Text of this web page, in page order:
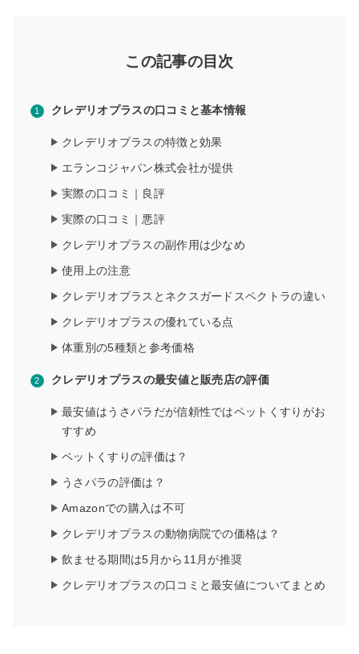
この記事の目次
クレデリオプラスの口コミと基本情報
クレデリオプラスの特徴と効果
エランコジャパン株式会社が提供
実際の口コミ｜良評
実際の口コミ｜悪評
クレデリオプラスの副作用は少なめ
使用上の注意
クレデリオプラスとネクスガードスペクトラの違い
クレデリオプラスの優れている点
体重別の5種類と参考価格
クレデリオプラスの最安値と販売店の評価
最安値はうさパラだが信頼性ではペットくすりがお
すすめ
ペットくすりの評価は？
うさパラの評価は？
Amazonでの購入は不可
クレデリオプラスの動物病院での価格は？
飲ませる期間は5月から11月が推奨
クレデリオプラスの口コミと最安値についてまとめ